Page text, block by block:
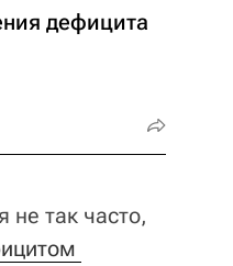
дефицита
не так часто,